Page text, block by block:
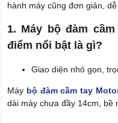
hành máy cũng đơn giản, dễ
1. Máy bộ đàm
điểm nổi bật là gì?
Giao diện nhỏ gọn,
Máy bộ đàm cầm tay
dài máy chưa đầy 14cm, bề